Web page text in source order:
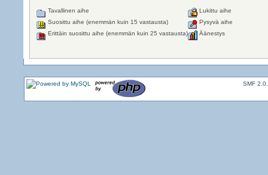
Tavallinen aihe
Suosittu aihe (enemmän kuin 15 vastausta)
Erittäin suosittu aihe (enemmän kuin 25 vastausta)
Lukittu aihe
Pysyvä aihe
Äänestys
SMF